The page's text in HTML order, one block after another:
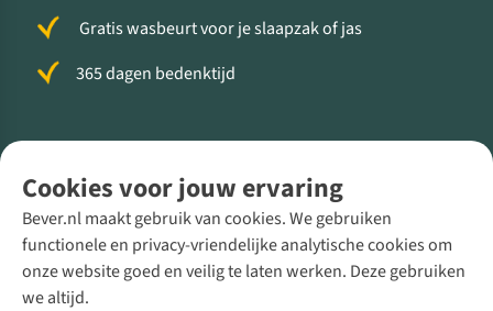
Cookies voor jouw ervaring
Bever.nl maakt gebruik van cookies. We gebruiken
functionele en privacy-vriendelijke analytische cookies om
onze website goed en veilig te laten werken. Deze gebruiken
we altijd.
Gratis wasbeurt voor je slaapzak of jas
365 dagen bedenktijd
Direct advies van een Buitenexpert